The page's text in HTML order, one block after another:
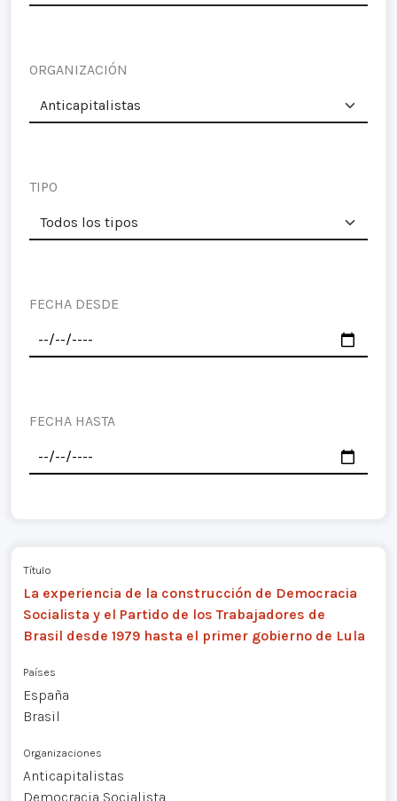
ORGANIZACIÓN
TIPO
FECHA DESDE
FECHA HASTA
Título
La experiencia de la construcción de Democracia
Socialista y el Partido de los Trabajadores de
Brasil desde 1979 hasta el primer gobierno de Lula
Países
España
Brasil
Organizaciones
Anticapitalistas
Democracia Socialista